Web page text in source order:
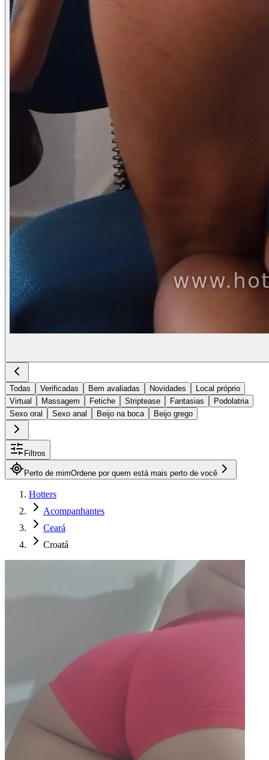
Todas Verificadas Bem avaliadas Novidades
Local próprio
Virtual
Massagem Fetiche Striptease Fantasias
Podolatria
Sexo oral
Sexo anal Beijo na boca Beijo grego
Filtros
Perto de mimOrdene por quem está mais perto de você
Hotters
Acompanhantes
Ceará
Croatá